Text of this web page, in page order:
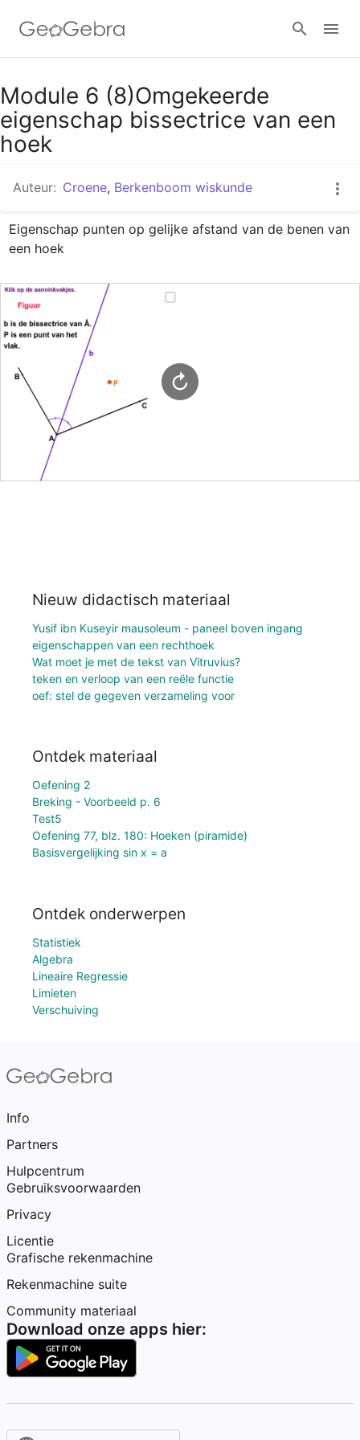
Google Classroom
GeoGebra Klaslokaal
Module 6 (8)Omgekeerde
eigenschap bissectrice van een
hoek
Auteur: Croene, Berkenboom wiskunde
Eigenschap punten op gelijke afstand van de benen van
een hoek
Nieuw didactisch materiaal
Yusif ibn Kuseyir mausoleum - paneel boven ingang
eigenschappen van een rechthoek
Wat moet je met de tekst van Vitruvius?
teken en verloop van een reële functie
oef: stel de gegeven verzameling voor
Ontdek materiaal
Oefening 2
Breking - Voorbeeld p. 6
Test5
Oefening 77, blz. 180: Hoeken (piramide)
Basisvergelijking sin x = a
Ontdek onderwerpen
Statistiek
Algebra
Lineaire Regressie
Limieten
Verschuiving
Info
Partners
Hulpcentrum
Gebruiksvoorwaarden
Privacy
Licentie
Grafische rekenmachine
Rekenmachine suite
Community materiaal
Download onze apps hier: